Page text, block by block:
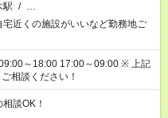
駅 / …
近くの施設がいいなど勤務地ご
～18:00 17:00～09:00 ※ 上記
相談ください！
談OK！